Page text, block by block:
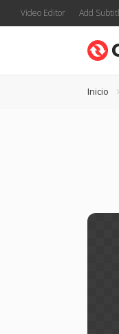
Video Editor Add
Inicio